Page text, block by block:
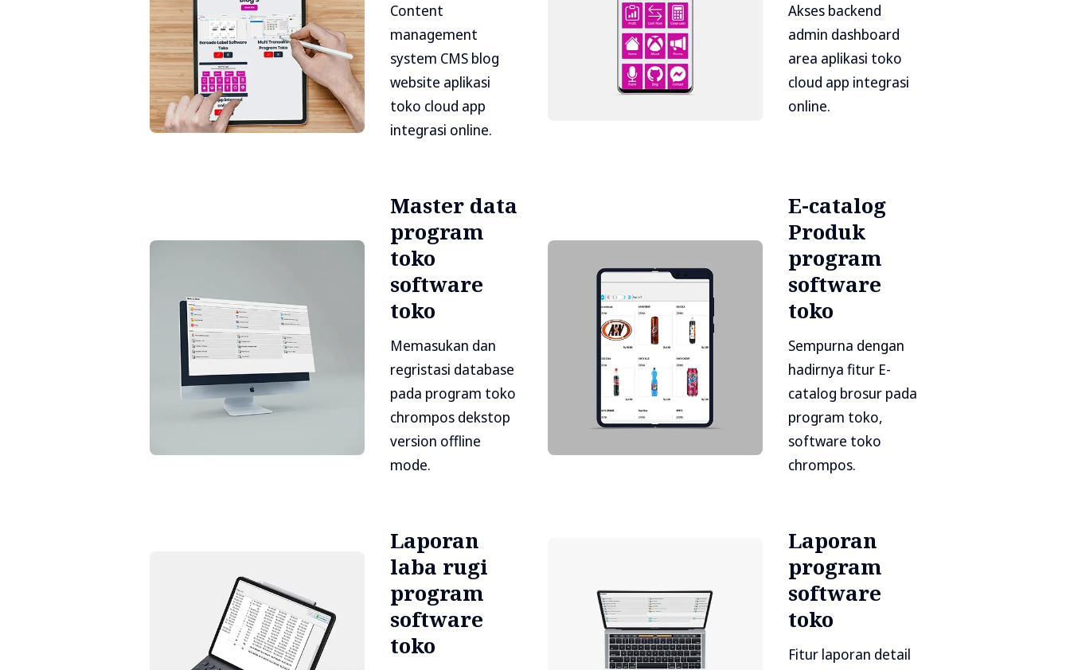
Content
management
system CMS blog
website aplikasi
toko cloud app
integrasi online.
Akses backend
admin dashboard
area aplikasi toko
cloud app integrasi
online.
Master data
program
toko
software
toko
Memasukan dan
regristasi database
pada program toko
chrompos dekstop
version offline
mode.
E-catalog
Produk
program
software
toko
Sempurna dengan
hadirnya fitur E-
catalog brosur pada
program toko,
software toko
chrompos.
Laporan
laba rugi
program
software
toko
Laporan
program
software
toko
Fitur laporan detail